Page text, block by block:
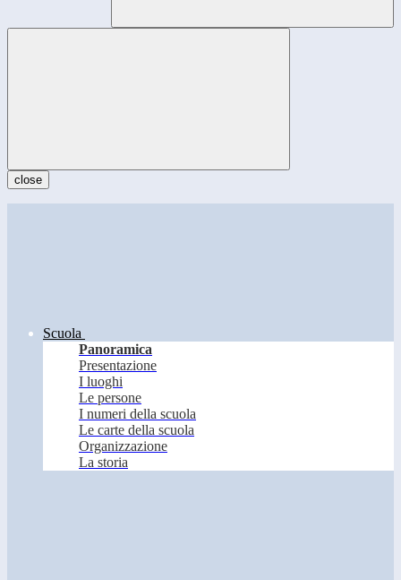
close
Scuola
Panoramica
Presentazione
I luoghi
Le persone
I numeri della scuola
Le carte della scuola
Organizzazione
La storia